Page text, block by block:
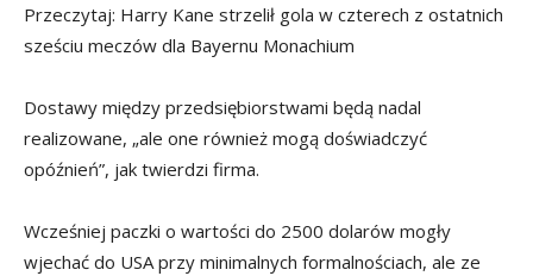
Przeczytaj: Harry Kane strzelił gola w czterech z ostatnich
sześciu meczów dla Bayernu Monachium
Dostawy między przedsiębiorstwami będą nadal
realizowane, „ale one również mogą doświadczyć
opóźnień”, jak twierdzi firma.
Wcześniej paczki o wartości do 2500 dolarów mogły
wjechać do USA przy minimalnych formalnościach, ale ze